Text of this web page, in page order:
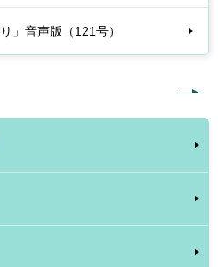
」音声版（121号）